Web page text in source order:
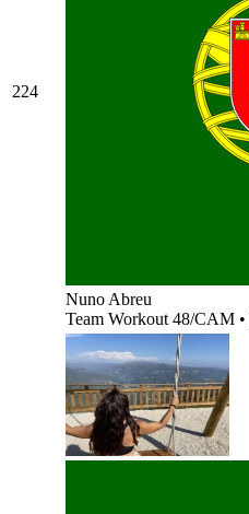
224
Nuno Abreu
Team Workout 48/CAM •